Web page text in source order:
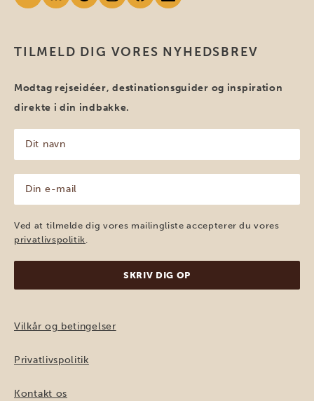
TILMELD DIG VORES NYHEDSBREV
Modtag rejseidéer, destinationsguider og inspiration
direkte i din indbakke.
navn
(Påkrævet)
mail
(Påkrævet)
Ved at tilmelde dig vores mailingliste accepterer du vores
privatlivspolitik.
Vilkår og betingelser
Privatlivspolitik
Kontakt os